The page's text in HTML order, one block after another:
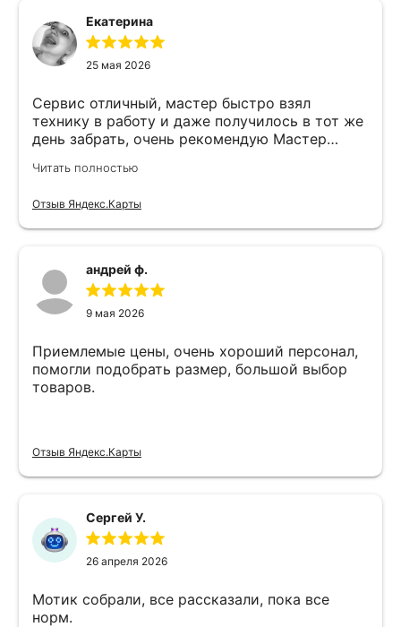
Екатерина
25 мая 2026
Сервис отличный, мастер быстро взял
технику в работу и даже получилось в тот же
день забрать, очень рекомендую Мастер
Читать полностью
Отзыв Яндекс.Карты
андрей ф.
9 мая 2026
Приемлемые цены, очень хороший персонал,
помогли подобрать размер, большой выбор
товаров.
Отзыв Яндекс.Карты
Сергей У.
26 апреля 2026
Мотик собрали, все рассказали, пока все
норм.